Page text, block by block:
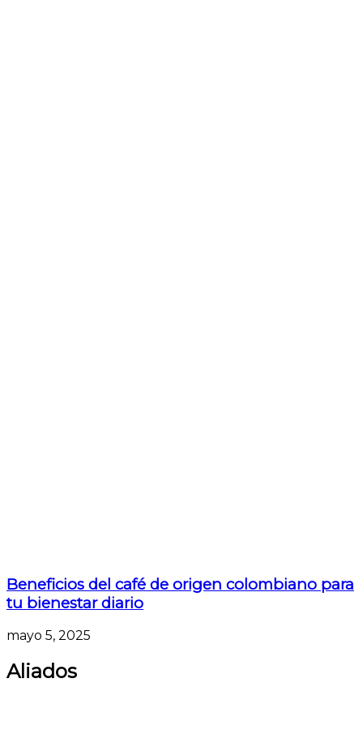
Beneficios del café de origen colombiano para
tu bienestar diario
mayo 5, 2025
Aliados